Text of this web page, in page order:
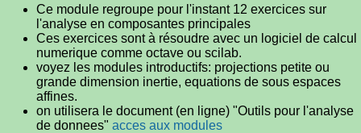
Ce module regroupe pour l'instant 12 exercices sur
l'analyse en composantes principales
Ces exercices sont à résoudre avec un logiciel de calcul
numerique comme octave ou scilab.
voyez les modules introductifs: projections petite ou
grande dimension inertie, equations de sous espaces
affines.
on utilisera le document (en ligne) "Outils pour l'analyse
de donnees" acces aux modules